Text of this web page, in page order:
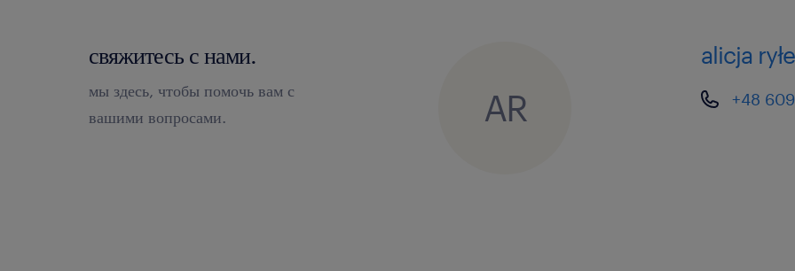
свяжитесь с нами.
мы здесь, чтобы помочь вам с
вашими вопросами.
AR
alicja
+48